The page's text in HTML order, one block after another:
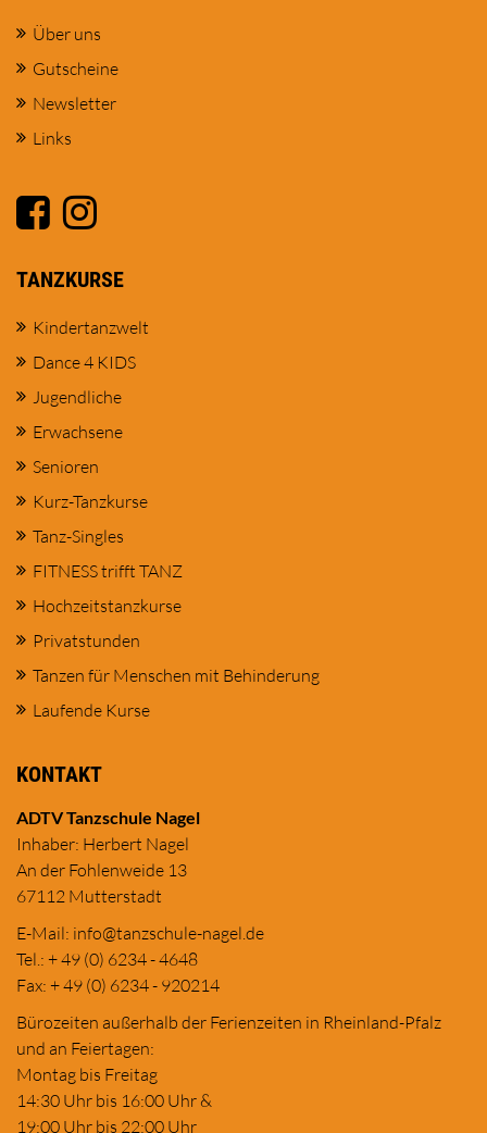
Über uns
Gutscheine
Newsletter
Links
TANZKURSE
Kindertanzwelt
Dance 4 KIDS
Jugendliche
Erwachsene
Senioren
Kurz-Tanzkurse
Tanz-Singles
FITNESS trifft TANZ
Hochzeitstanzkurse
Privatstunden
Tanzen für Menschen mit Behinderung
Laufende Kurse
KONTAKT
ADTV Tanzschule Nagel
Inhaber: Herbert Nagel
An der Fohlenweide 13
67112 Mutterstadt
E-Mail: info@tanzschule-nagel.de
Tel.: + 49 (0) 6234 - 4648
Fax: + 49 (0) 6234 - 920214
Bürozeiten außerhalb der Ferienzeiten in Rheinland-Pfalz
und an Feiertagen:
Montag bis Freitag
14:30 Uhr bis 16:00 Uhr &
19:00 Uhr bis 22:00 Uhr